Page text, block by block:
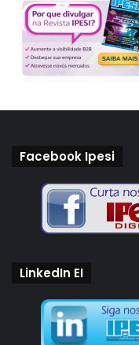
Facebook Ipesi
LinkedIn EI